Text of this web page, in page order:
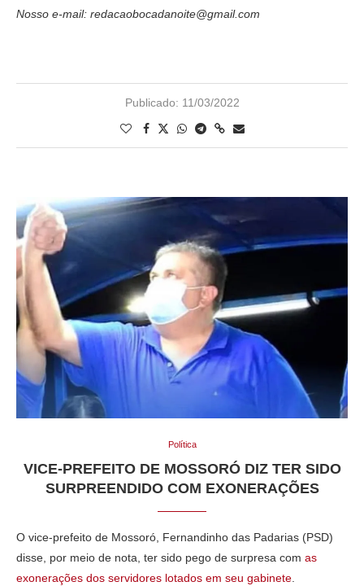
Nosso e-mail: redacaobocadanoite@gmail.com
Publicado: 11/03/2022
Política
VICE-PREFEITO DE MOSSORÓ DIZ TER SIDO
SURPREENDIDO COM EXONERAÇÕES
O vice-prefeito de Mossoró, Fernandinho das Padarias (PSD)
disse, por meio de nota, ter sido pego de surpresa com as
exonerações dos servidores lotados em seu gabinete.